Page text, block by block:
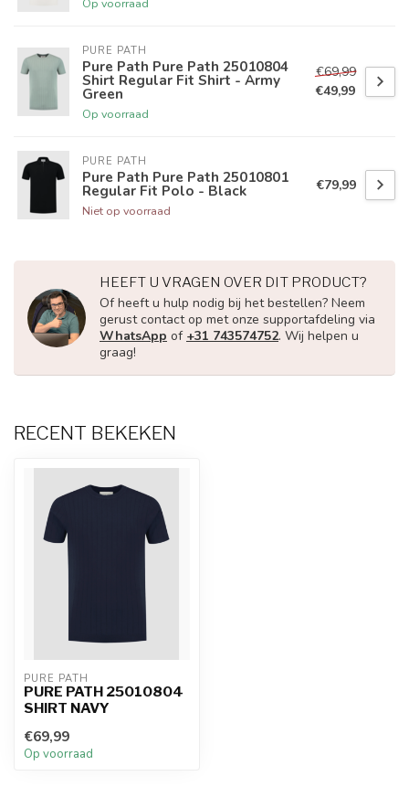
Op voorraad
PURE PATH
Pure Path Pure Path 25010804
Shirt Regular Fit Shirt - Army
Green
Op voorraad
€69,99
€49,99
PURE PATH
Pure Path Pure Path 25010801
Regular Fit Polo - Black
Niet op voorraad
€79,99
HEEFT U VRAGEN OVER DIT PRODUCT?
Of heeft u hulp nodig bij het bestellen? Neem
gerust contact op met onze supportafdeling via
WhatsApp of +31 743574752. Wij helpen u
graag!
RECENT BEKEKEN
PURE PATH
PURE PATH 25010804
SHIRT NAVY
€69,99
Op voorraad